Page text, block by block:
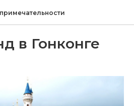
в Гонконге